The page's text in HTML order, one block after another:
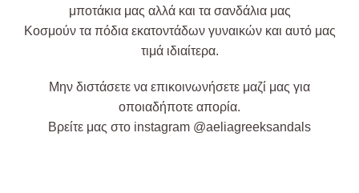
μποτάκια μας αλλά και τα σανδάλια μας
Kοσμούν τα πόδια εκατοντάδων γυναικών και αυτό μας
τιμά ιδιαίτερα.
Μην διστάσετε να επικοινωνήσετε μαζί μας για
οποιαδήποτε απορία.
Βρείτε μας στο instagram @aeliagreeksandals